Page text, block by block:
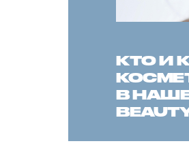
КТО И
В